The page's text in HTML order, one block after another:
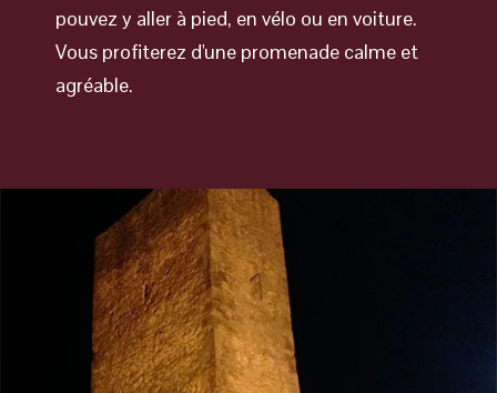
pouvez y aller à pied, en vélo ou en voiture.
Vous profiterez d'une promenade calme et
agréable.